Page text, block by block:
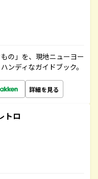
の」を、現地ニューヨー
ディなガイドブック。
詳細を見る
トロ